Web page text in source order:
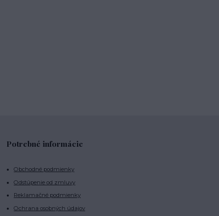
Potrebné informácie
Obchodné podmienky
Odstúpenie od zmluvy
Reklamačné podmienky
Ochrana osobných údajov